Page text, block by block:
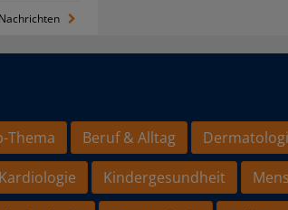
Thema Beruf & Alltag
Kardiologie Kindergesundheit